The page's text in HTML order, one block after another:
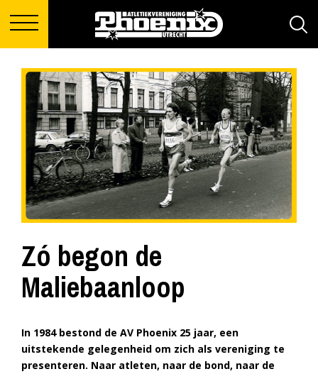
Zó begon de
Maliebaanloop
In 1984 bestond de AV Phoenix 25 jaar, een
uitstekende gelegenheid om zich als vereniging te
presenteren. Naar atleten, naar de bond, naar de